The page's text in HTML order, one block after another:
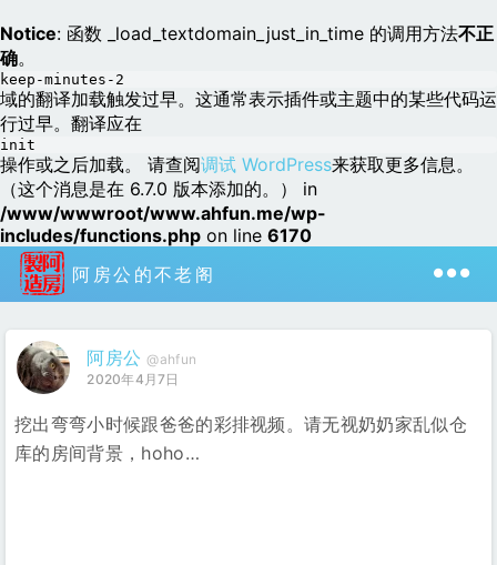
Notice: 函数 _load_textdomain_just_in_time 的调用方法不正
确。
keep-minutes-2
域的翻译加载触发过早。这通常表示插件或主题中的某些代码运
行过早。翻译应在
init
操作或之后加载。 请查阅调试 WordPress来获取更多信息。
（这个消息是在 6.7.0 版本添加的。） in
/www/wwwroot/www.ahfun.me/wp-
includes/functions.php on line 6170
阿房公的不老阁
阿房公 @ahfun
2020年4月7日
挖出弯弯小时候跟爸爸的彩排视频。请无视奶奶家乱似仓
库的房间背景，hoho…